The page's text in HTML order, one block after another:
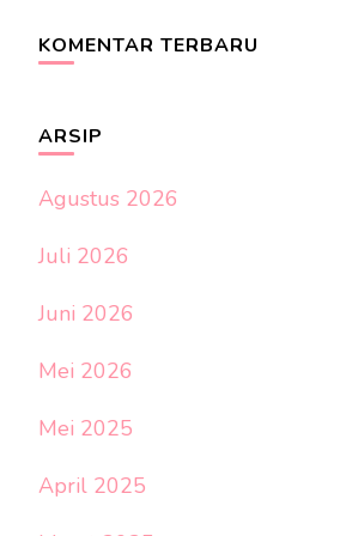
KOMENTAR TERBARU
ARSIP
Agustus 2026
Juli 2026
Juni 2026
Mei 2026
Mei 2025
April 2025